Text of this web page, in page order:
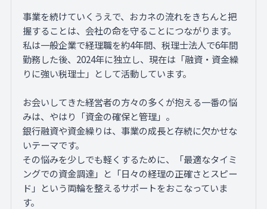
事業を続けていくうえで、おカネの流れをきちんと把
握することは、会社の命を守ることにつながります。
私は一般企業で経理職を約4年間、税理士法人で6年間
勤務した後、2024年に独立し、現在は「融資・資金繰
りに強い税理士」として活動しています。
お会いしてきた経営者の方々の多くが抱える一番の悩
みは、やはり「資金の確保と管理」。
銀行融資や資金繰りは、事業の成長と存続に欠かせな
いテーマです。
その悩みを少しでも軽くするために、「最適なタイミ
ングでの資金調達」と「日々の経理の正確さとスピー
ド」という両輪を整えるサポートをおこなっていま
す。